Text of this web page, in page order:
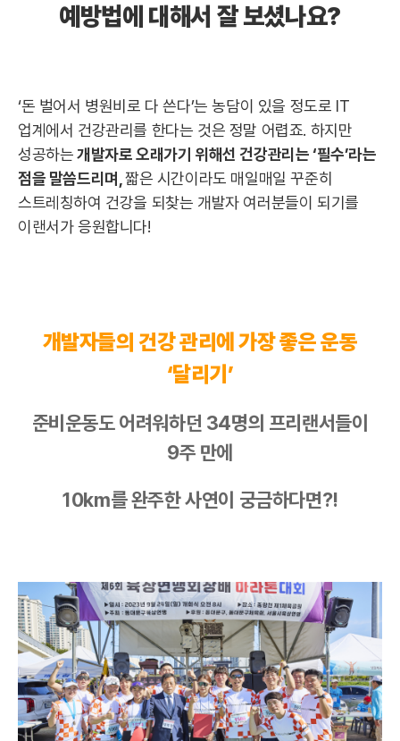
예방법에 대해서 잘 보셨나요?
‘돈 벌어서 병원비로 다 쓴다’는 농담이 있을 정도로 IT
업계에서 건강관리를 한다는 것은 정말 어렵죠. 하지만
성공하는개발자로 오래가기 위해선 건강관리는 ‘필수’라는
점을 말씀드리며,짧은 시간이라도 매일매일 꾸준히
스트레칭하여 건강을 되찾는 개발자 여러분들이 되기를
이랜서가 응원합니다!
개발자들의 건강 관리에 가장 좋은 운동
‘달리기’
준비운동도 어려워하던 34명의 프리랜서들이
9주 만에
10km를 완주한 사연이 궁금하다면?!